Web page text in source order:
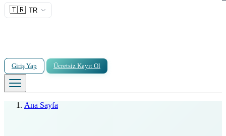
🇹🇷 TR
Giriş Yap Ücretsiz Kayıt Ol
Ana Sayfa